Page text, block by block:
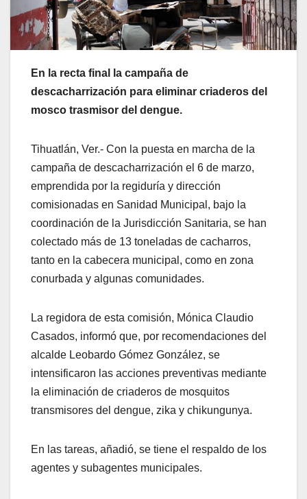
En la recta final la campaña de
descacharrización para eliminar criaderos del
mosco trasmisor del dengue.
Tihuatlán, Ver.- Con la puesta en marcha de la
campaña de descacharrización el 6 de marzo,
emprendida por la regiduría y dirección
comisionadas en Sanidad Municipal, bajo la
coordinación de la Jurisdicción Sanitaria, se han
colectado más de 13 toneladas de cacharros,
tanto en la cabecera municipal, como en zona
conurbada y algunas comunidades.
La regidora de esta comisión, Mónica Claudio
Casados, informó que, por recomendaciones del
alcalde Leobardo Gómez González, se
intensificaron las acciones preventivas mediante
la eliminación de criaderos de mosquitos
transmisores del dengue, zika y chikungunya.
En las tareas, añadió, se tiene el respaldo de los
agentes y subagentes municipales.